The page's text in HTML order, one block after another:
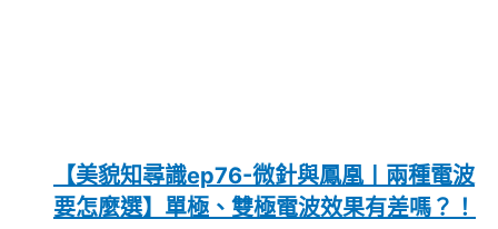
【美貌知尋識ep76-微針與鳳凰〡兩種電波
要怎麼選】單極、雙極電波效果有差嗎？！